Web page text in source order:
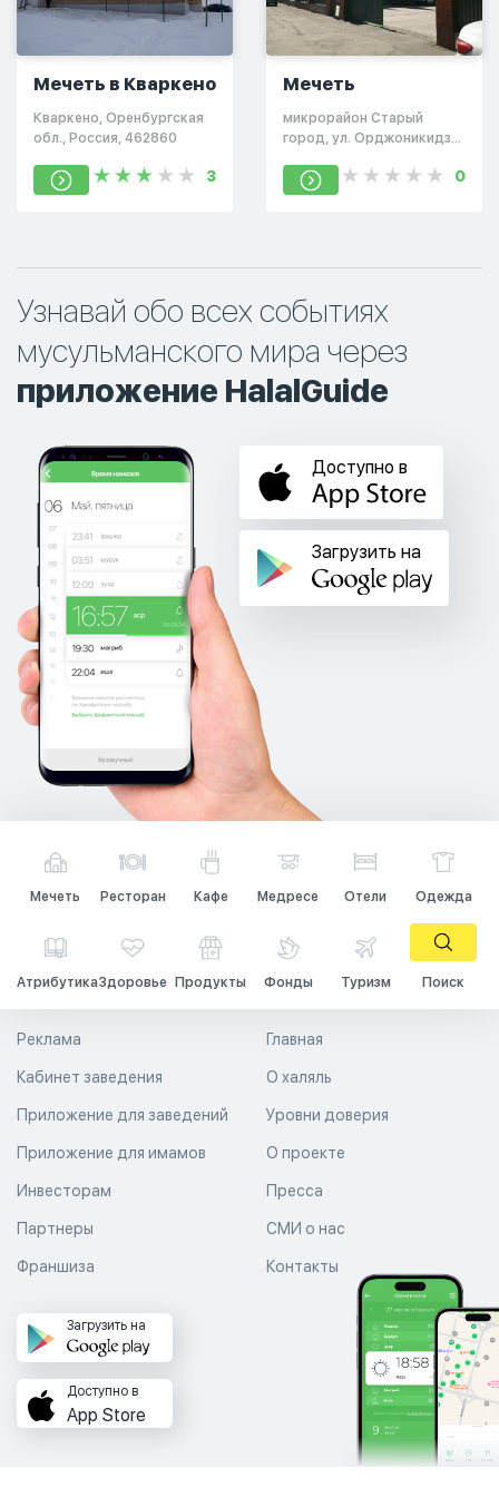
Мечеть в Кваркено
Кваркено, Оренбургская
обл., Россия, 462860
3
Мечеть
микрорайон Старый
город, ул. Орджоникидзе,
0
Узнавай обо всех событиях
мусульманского мира через
приложение HalalGuide
Доступно в
Загрузить на
Мечеть Ресторан Кафе Медресе Отели Одежда
АтрибутикаЗдоровье Продукты Фонды Туризм Поиск
Главная
О халяль
Уровни доверия
Реклама
Кабинет заведения
Приложение для заведений
Приложение для имамов О проекте
Пресса
СМИ о нас
Контакты
Инвесторам
Партнеры
Франшиза
Загрузить на
Доступно в
App Store